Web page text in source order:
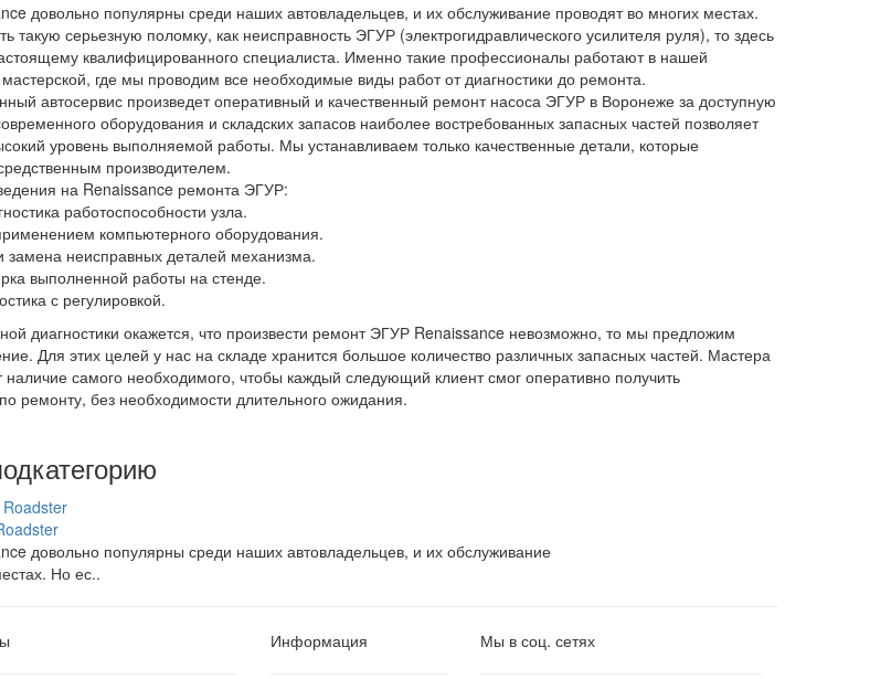
довольно популярны среди наших автовладельцев, и их обслуживание проводят во многих местах.
такую серьезную поломку, как неисправность ЭГУР (электрогидравлического усилителя руля), то здесь
квалифицированного специалиста. Именно такие профессионалы работают в нашей
где мы проводим все необходимые виды работ от диагностики до ремонта.
автосервис произведет оперативный и качественный ремонт насоса ЭГУР в Воронеже за доступную
оборудования и складских запасов наиболее востребованных запасных частей позволяет
уровень выполняемой работы. Мы устанавливаем только качественные детали, которые
производителем.
на Renaissance ремонта ЭГУР:
работоспособности узла.
компьютерного оборудования.
замена неисправных деталей механизма.
выполненной работы на стенде.
с регулировкой.
диагностики окажется, что произвести ремонт ЭГУР Renaissance невозможно, то мы предложим
Для этих целей у нас на складе хранится большое количество различных запасных частей. Мастера
наличие самого необходимого, чтобы каждый следующий клиент смог оперативно получить
ремонту, без необходимости длительного ожидания.
довольно популярны среди наших автовладельцев, и их обслуживание
Но ес..
Информация Мы в соц. сетях